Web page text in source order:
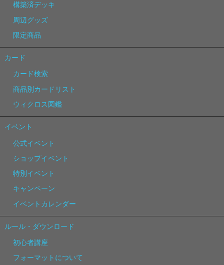
構築済デッキ
周辺グッズ
限定商品
カード
カード検索
商品別カードリスト
ウィクロス図鑑
イベント
公式イベント
ショップイベント
特別イベント
キャンペーン
イベントカレンダー
ルール・ダウンロード
初心者講座
フォーマットについて